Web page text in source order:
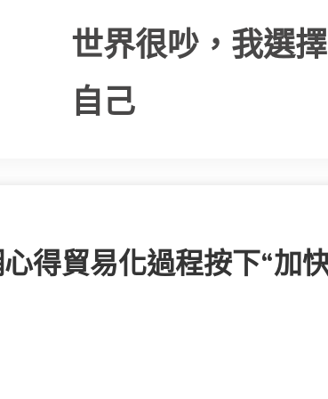
世界很吵，我選
自己
得貿易化過程按下“加